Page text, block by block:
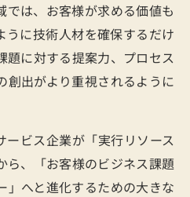
は、お客様が求める価値も
うに技術人材を確保するだけ
題に対する提案力、プロセス
創出がより重視されるように
ービス企業が「実行リソース
ら、「お客様のビジネス課題
」へと進化するための大きな